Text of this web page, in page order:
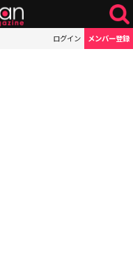
ログイン メンバー登録